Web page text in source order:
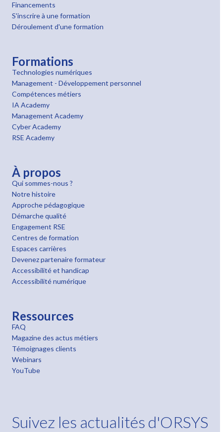
Financements
S'inscrire à une formation
Déroulement d'une formation
Formations
Technologies numériques
Management - Développement personnel
Compétences métiers
IA Academy
Management Academy
Cyber Academy
RSE Academy
À propos
Qui sommes-nous ?
Notre histoire
Approche pédagogique
Démarche qualité
Engagement RSE
Centres de formation
Espaces carrières
Devenez partenaire formateur
Accessibilité et handicap
Accessibilité numérique
Ressources
FAQ
Magazine des actus métiers
Témoignages clients
Webinars
YouTube
Suivez les actualités d'ORSYS